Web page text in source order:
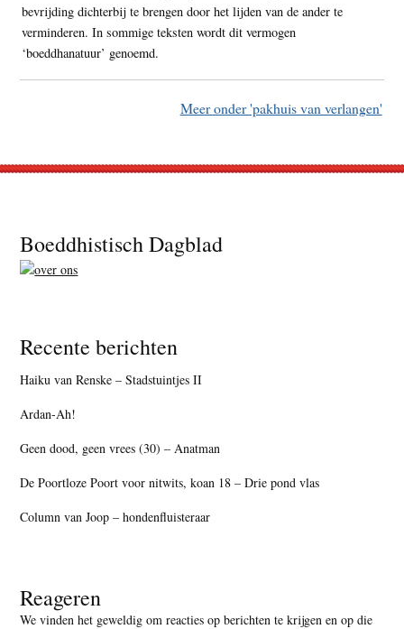
bevrijding dichterbij te brengen door het lijden van de ander te
verminderen. In sommige teksten wordt dit vermogen
‘boeddhanatuur’ genoemd.
Meer onder 'pakhuis van verlangen'
Footer
Boeddhistisch Dagblad
Recente berichten
Haiku van Renske – Stadstuintjes II
Ardan-Ah!
Geen dood, geen vrees (30) – Anatman
De Poortloze Poort voor nitwits, koan 18 – Drie pond vlas
Column van Joop – hondenfluisteraar
Reageren
We vinden het geweldig om reacties op berichten te krijgen en op die